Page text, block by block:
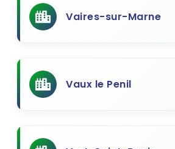
Vaires-sur-Marne
Vaux le Penil